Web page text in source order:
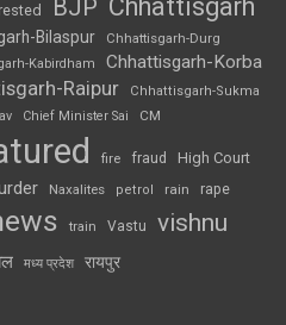
BJP Chhattisgarh
Bilaspur Chhattisgarh-Durg
Kabirdham Chhattisgarh-Korba
Raipur
Chhattisgarh-Sukma
Chief Minister Sai CM
fire fraud High Court
Naxalites petrol rain rape
train Vastu vishnu
मध्य प्रदेश रायपुर